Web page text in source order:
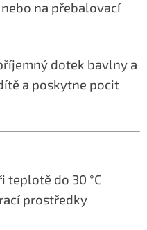
na přebalovací
dotek bavlny a
a poskytne pocit
teplotě do 30 °C
prostředky